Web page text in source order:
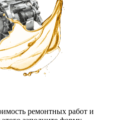
ремонтных работ и